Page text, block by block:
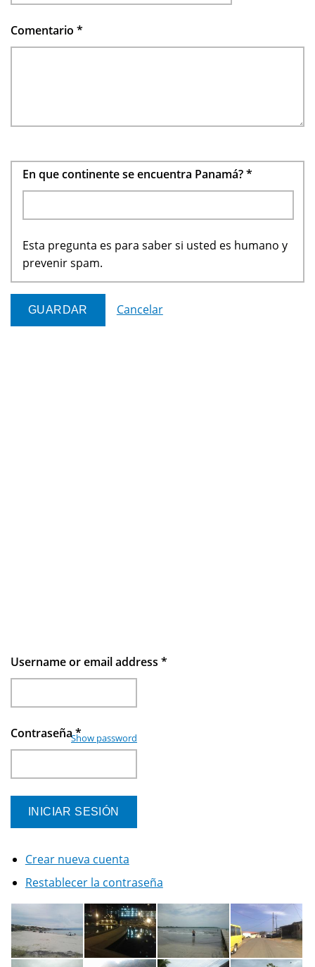
Comentario *
En que continente se encuentra Panamá?*
Esta pregunta es para saber si usted es humano y
prevenir spam.
Cancelar
Username or email address *
Contraseña*
Show password
Crear nueva cuenta
Restablecer la contraseña